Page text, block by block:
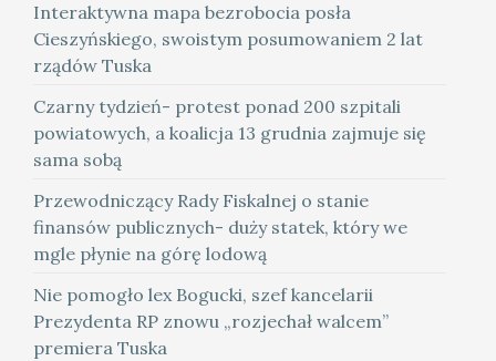
Interaktywna mapa bezrobocia posła
Cieszyńskiego, swoistym posumowaniem 2 lat
rządów Tuska
Czarny tydzień- protest ponad 200 szpitali
powiatowych, a koalicja 13 grudnia zajmuje się
sama sobą
Przewodniczący Rady Fiskalnej o stanie
finansów publicznych- duży statek, który we
mgle płynie na górę lodową
Nie pomogło lex Bogucki, szef kancelarii
Prezydenta RP znowu „rozjechał walcem”
premiera Tuska